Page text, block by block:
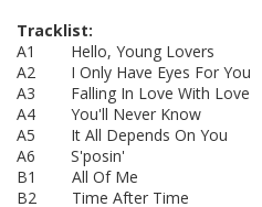
Tracklist:
A1 Hello, Young Lovers
A2 I Only Have Eyes For You
A3 Falling In Love With Love
A4 You'll Never Know
A5 It All Depends On You
A6 S'posin'
B1 All Of Me
B2 Time After Time